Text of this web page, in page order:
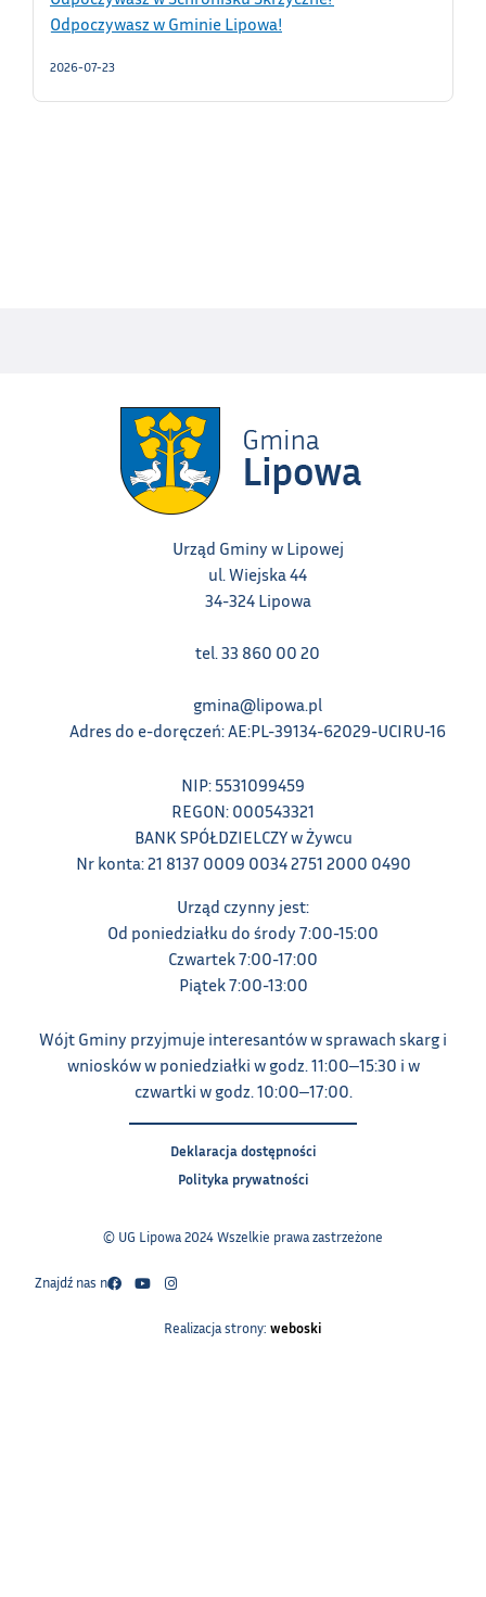
Odpoczywasz w Gminie Lipowa!
2026-07-23
Urząd Gminy w Lipowej
ul. Wiejska 44
34-324 Lipowa
tel. 33 860 00 20
gmina@lipowa.pl
Adres do e-doręczeń: AE:PL-39134-62029-UCIRU-16
NIP: 5531099459
REGON: 000543321
BANK SPÓŁDZIELCZY w Żywcu
Nr konta: 21 8137 0009 0034 2751 2000 0490
Urząd czynny jest:
Od poniedziałku do środy 7:00-15:00
Czwartek 7:00-17:00
Piątek 7:00-13:00
Wójt Gminy przyjmuje interesantów w sprawach skarg i
wniosków w poniedziałki w godz. 11:00‒15:30 i w
czwartki w godz. 10:00‒17:00.
Deklaracja dostępności
Polityka prywatności
© UG Lipowa 2024 Wszelkie prawa zastrzeżone
Znajdź nas na:
Realizacja strony: weboski